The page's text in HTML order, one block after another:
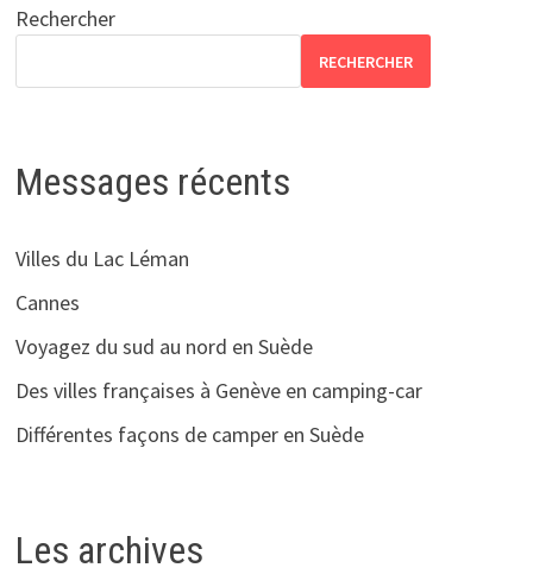
Rechercher
RECHERCHER
Messages récents
Villes du Lac Léman
Cannes
Voyagez du sud au nord en Suède
Des villes françaises à Genève en camping-car
Différentes façons de camper en Suède
Les archives